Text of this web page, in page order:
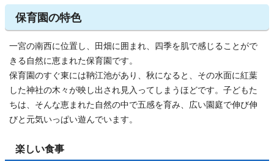
保育園の特色
一宮の南西に位置し、田畑に囲まれ、四季を肌で感じることがで
きる自然に恵まれた保育園です。
保育園のすぐ東には靹江池があり、秋になると、その水面に紅葉
した神社の木々が映し出され見入ってしまうほどです。子どもた
ちは、そんな恵まれた自然の中で五感を育み、広い園庭で伸び伸
びと元気いっぱい遊んでいます。
楽しい食事